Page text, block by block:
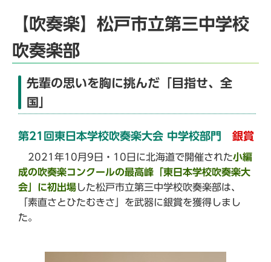
【吹奏楽】松戸市立第三中学校
吹奏楽部
先輩の思いを胸に挑んだ「目指せ、全
国」
第21回東日本学校吹奏楽大会 中学校部門 銀賞
2021年10月9日・10日に北海道で開催された小編
成の吹奏楽コンクールの最高峰「東日本学校吹奏楽大
会」に初出場した松戸市立第三中学校吹奏楽部は、
「素直さとひたむきさ」を武器に銀賞を獲得しまし
た。